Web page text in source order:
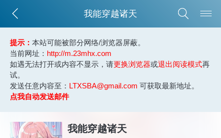
我能穿越诸天
提示：本站可能被部分网络/浏览器屏蔽。
当前网址： http://m.23mhx.com
如遇无法打开或内容不显示，请更换浏览器或退出阅读模式再
试。
发送任意内容至： LTXSBA@gmail.com 可获取最新地址。
点我自动发送邮件
我能穿越诸天